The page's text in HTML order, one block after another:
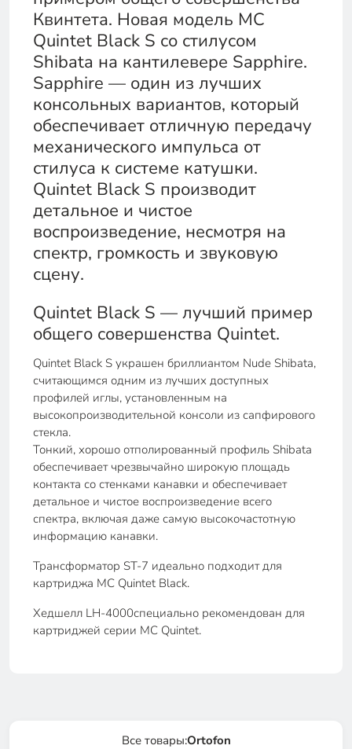
Квинтета. Новая модель MC
Quintet Black S со стилусом
Shibata на кантилевере Sapphire.
Sapphire — один из лучших
консольных вариантов, который
обеспечивает отличную передачу
механического импульса от
стилуса к системе катушки.
Quintet Black S производит
детальное и чистое
воспроизведение, несмотря на
спектр, громкость и звуковую
сцену.
Quintet Black S — лучший пример
общего совершенства Quintet.
Quintet Black S украшен бриллиантом Nude Shibata,
считающимся одним из лучших доступных
профилей иглы, установленным на
высокопроизводительной консоли из сапфирового
стекла.
Тонкий, хорошо отполированный профиль Shibata
обеспечивает чрезвычайно широкую площадь
контакта со стенками канавки и обеспечивает
детальное и чистое воспроизведение всего
спектра, включая даже самую высокочастотную
информацию канавки.
Трансформатор ST-7 идеально подходит для
картриджа MC Quintet Black.
Хедшелл LH-4000специально рекомендован для
картриджей серии MC Quintet.
Все товары:Ortofon